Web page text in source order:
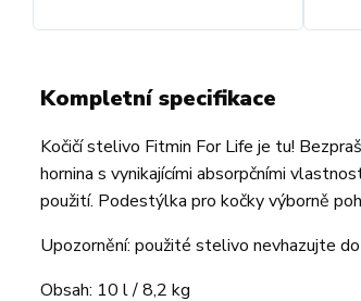
Kompletní specifikace
Kočičí stelivo Fitmin For Life je tu!
hornina s vynikajícími absorpčními
použití. Podestýlka pro kočky výborně
Upozornění: použité stelivo nevhazujte
Obsah: 10 l / 8,2 kg